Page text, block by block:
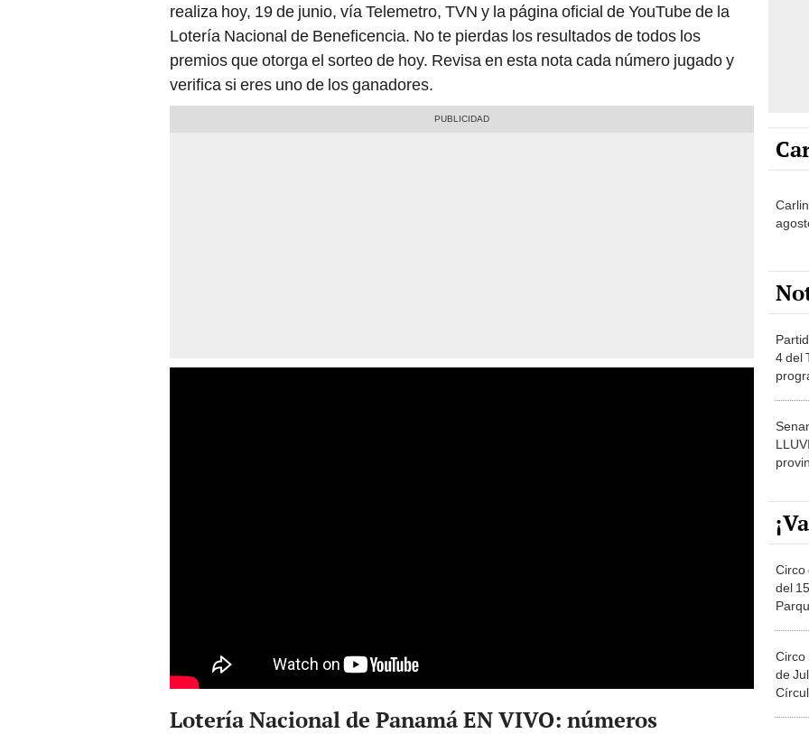
realiza hoy, 19 de junio, vía Telemetro, TVN y la página oficial de YouTube de la
Lotería Nacional de Beneficencia. No te pierdas los resultados de todos los
premios que otorga el sorteo de hoy. Revisa en esta nota cada número jugado y
verifica si eres uno de los ganadores.
Lotería Nacional de Panamá EN VIVO: números
4 del
Circo
del
Circo
de